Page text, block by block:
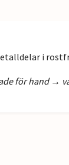
i
för hand →